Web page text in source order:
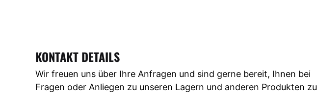
KONTAKT DETAILS
Wir freuen uns über Ihre Anfragen und sind gerne bereit, Ihnen bei
Fragen oder Anliegen zu unseren Lagern und anderen Produkten zu